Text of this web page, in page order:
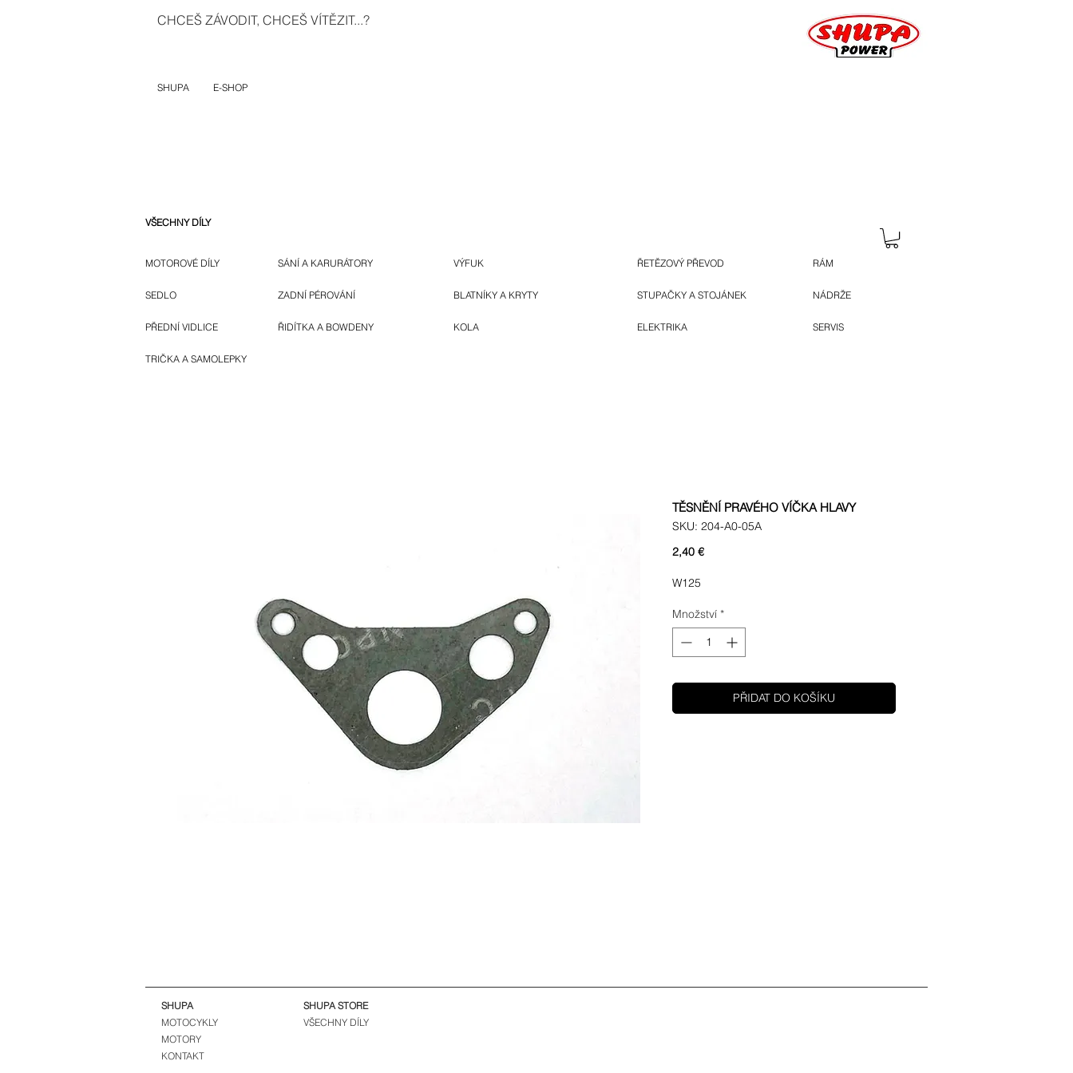
CHCEŠ ZÁVODIT, CHCEŠ VÍTĚZIT...?
SHUPA E-SHOP
VŠECHNY DÍLY
MOTOROVÉ DÍLY
SEDLO
PŘEDNÍ VIDLICE
SÁNÍ A KARURÁTORY
ZADNÍ PÉROVÁNÍ
ŘIDÍTKA A BOWDENY
VÝFUK
BLATNÍKY A KRYTY
KOLA
ŘETĚZOVÝ PŘEVOD
STUPAČKY A STOJÁNEK
ELEKTRIKA
RÁM
NÁDRŽE
SERVIS
TRIČKA A SAMOLEPKY
TĚSNĚNÍ PRAVÉHO VÍČKA HLAVY
SKU: 204-A0-05A
2,40 €Cena
W125
Množství *
PŘIDAT DO KOŠÍKU
SHUPA
MOTOCYKLY
MOTORY
KONTAKT
SHUPA STORE
VŠECHNY DÍLY